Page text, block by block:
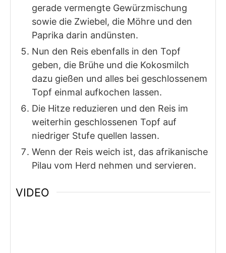
gerade vermengte Gewürzmischung
sowie die Zwiebel, die Möhre und den
Paprika darin andünsten.
Nun den Reis ebenfalls in den Topf
geben, die Brühe und die Kokosmilch
dazu gießen und alles bei geschlossenem
Topf einmal aufkochen lassen.
Die Hitze reduzieren und den Reis im
weiterhin geschlossenen Topf auf
niedriger Stufe quellen lassen.
Wenn der Reis weich ist, das afrikanische
Pilau vom Herd nehmen und servieren.
VIDEO